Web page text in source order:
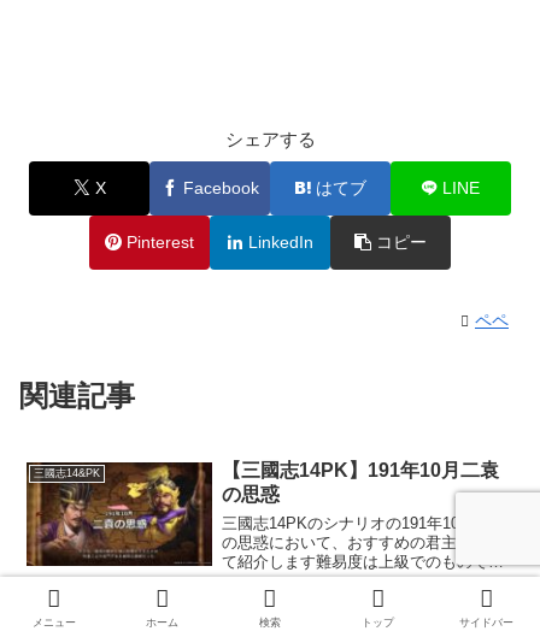
シェアする
X Facebook はてブ LINE
Pinterest LinkedIn コピー
ペペ
関連記事
三國志14&PK
【三國志14PK】191年10月二袁
の思惑
三國志14PKのシナリオの191年10月二袁
の思惑において、おすすめの君主につい
て紹介します難易度は上級でのもので、
おすすめ度は当サイト独自の評価です※
三國志14&PK 【三國志14】機略・詭計・妙算・
メニュー ホーム 検索 トップ サイドバー